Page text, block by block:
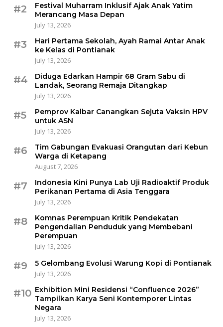
#2
Festival Muharram Inklusif Ajak Anak Yatim
Merancang Masa Depan
July 13, 2026
#3
Hari Pertama Sekolah, Ayah Ramai Antar Anak
ke Kelas di Pontianak
July 13, 2026
#4
Diduga Edarkan Hampir 68 Gram Sabu di
Landak, Seorang Remaja Ditangkap
July 13, 2026
#5
Pemprov Kalbar Canangkan Sejuta Vaksin HPV
untuk ASN
July 13, 2026
#6
Tim Gabungan Evakuasi Orangutan dari Kebun
Warga di Ketapang
August 7, 2026
#7
Indonesia Kini Punya Lab Uji Radioaktif Produk
Perikanan Pertama di Asia Tenggara
July 13, 2026
#8
Komnas Perempuan Kritik Pendekatan
Pengendalian Penduduk yang Membebani
Perempuan
July 13, 2026
#9
5 Gelombang Evolusi Warung Kopi di Pontianak
July 13, 2026
#10 Exhibition Mini Residensi “Confluence 2026”
Tampilkan Karya Seni Kontemporer Lintas
Negara
July 13, 2026